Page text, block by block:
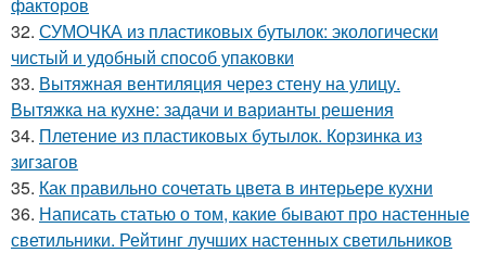
факторов
32. СУМОЧКА из пластиковых бутылок: экологически
чистый и удобный способ упаковки
33. Вытяжная вентиляция через стену на улицу.
Вытяжка на кухне: задачи и варианты решения
34. Плетение из пластиковых бутылок. Корзинка из
зигзагов
35. Как правильно сочетать цвета в интерьере кухни
36. Написать статью о том, какие бывают про настенные
светильники. Рейтинг лучших настенных светильников